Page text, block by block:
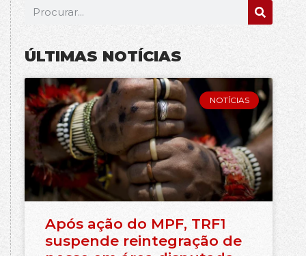
ÚLTIMAS NOTÍCIAS
NOTÍCIAS
Após ação do MPF, TRF1
suspende reintegração de